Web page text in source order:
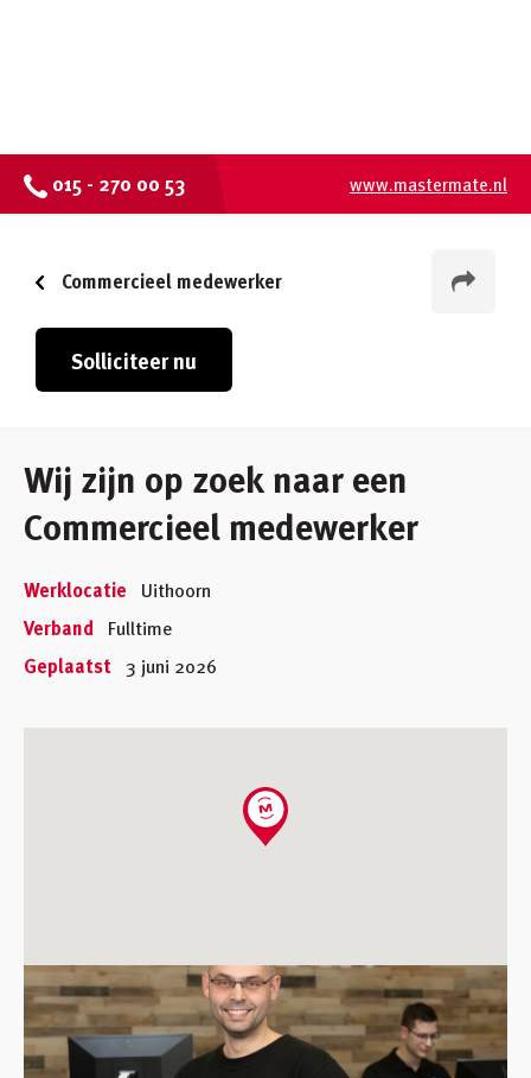
015 - 270 00 53 www.mastermate.nl
Commercieel medewerker
Solliciteer nu
Wij zijn op zoek naar een
Commercieel medewerker
Werklocatie Uithoorn
Verband Fulltime
Geplaatst 3 juni 2026